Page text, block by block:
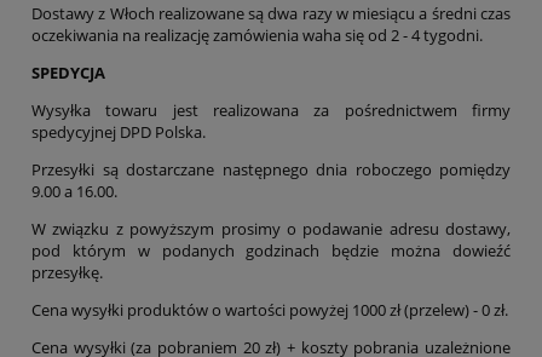
Dostawy z Włoch realizowane są dwa razy w miesiącu a średni czas
oczekiwania na realizację zamówienia waha się od 2 - 4 tygodni.
SPEDYCJA
Wysyłka towaru jest realizowana za pośrednictwem firmy
spedycyjnej DPD Polska.
Przesyłki są dostarczane następnego dnia roboczego pomiędzy
9.00 a 16.00.
W związku z powyższym prosimy o podawanie adresu dostawy,
pod którym w podanych godzinach będzie można dowieźć
przesyłkę.
Cena wysyłki produktów o wartości powyżej 1000 zł (przelew) - 0 zł.
Cena wysyłki (za pobraniem 20 zł) + koszty pobrania uzależnione